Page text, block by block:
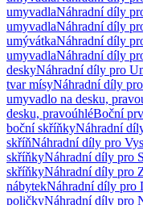
umyvadlaNáhradní díly
umyvadlaNáhradní díly
umývátkaNáhradní díly
umyvadlaNáhradní díly
deskyNáhradní díly pro
tvar mísyNáhradní díly
umyvadlo na desku,
desku, pravoúhléBoční
boční skříňkyNáhradní
skříňNáhradní díly pro
skříňkyNáhradní díly pro
skříňkyNáhradní díly pro
nábytekNáhradní díly pro
poličkyNáhradní díly pro